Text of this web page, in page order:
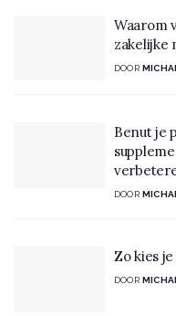
Waarom
zakelijke
DOOR
Benut je
DOOR
Zo kies
DOOR